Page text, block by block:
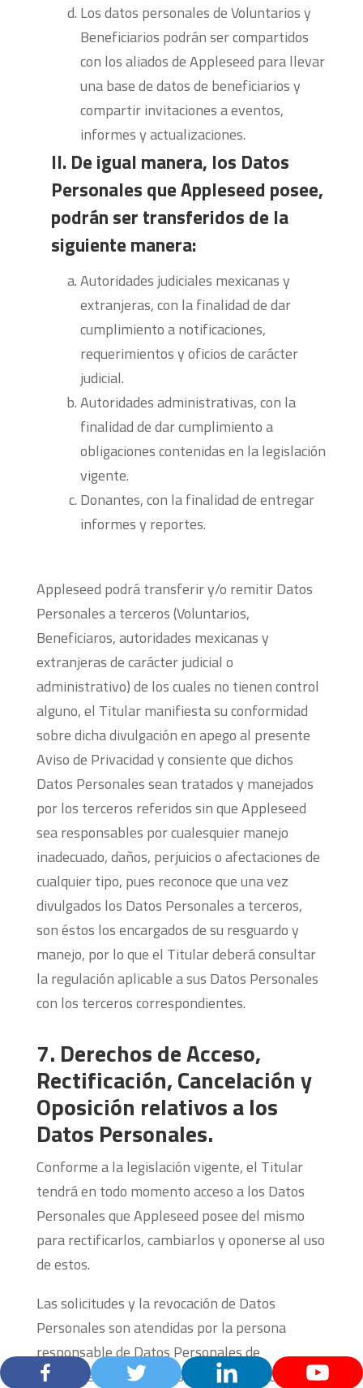
Los datos personales de Voluntarios y
Beneficiarios podrán ser compartidos
con los aliados de Appleseed para llevar
una base de datos de beneficiarios y
compartir invitaciones a eventos,
informes y actualizaciones.
II. De igual manera, los Datos
Personales que Appleseed posee,
podrán ser transferidos de la
siguiente manera:
Autoridades judiciales mexicanas y
extranjeras, con la finalidad de dar
cumplimiento a notificaciones,
requerimientos y oficios de carácter
judicial.
Autoridades administrativas, con la
finalidad de dar cumplimiento a
obligaciones contenidas en la legislación
vigente.
Donantes, con la finalidad de entregar
informes y reportes.
Appleseed podrá transferir y/o remitir Datos
Personales a terceros (Voluntarios,
Beneficiaros, autoridades mexicanas y
extranjeras de carácter judicial o
administrativo) de los cuales no tienen control
alguno, el Titular manifiesta su conformidad
sobre dicha divulgación en apego al presente
Aviso de Privacidad y consiente que dichos
Datos Personales sean tratados y manejados
por los terceros referidos sin que Appleseed
sea responsables por cualesquier manejo
inadecuado, daños, perjuicios o afectaciones de
cualquier tipo, pues reconoce que una vez
divulgados los Datos Personales a terceros,
son éstos los encargados de su resguardo y
manejo, por lo que el Titular deberá consultar
la regulación aplicable a sus Datos Personales
con los terceros correspondientes.
7. Derechos de Acceso,
Rectificación, Cancelación y
Oposición relativos a los
Datos Personales.
Conforme a la legislación vigente, el Titular
tendrá en todo momento acceso a los Datos
Personales que Appleseed posee del mismo
para rectificarlos, cambiarlos y oponerse al uso
de estos.
Las solicitudes y la revocación de Datos
Personales son atendidas por la persona
responsable de Datos Personales de
Appleseed, mismo que se puede contactar en la